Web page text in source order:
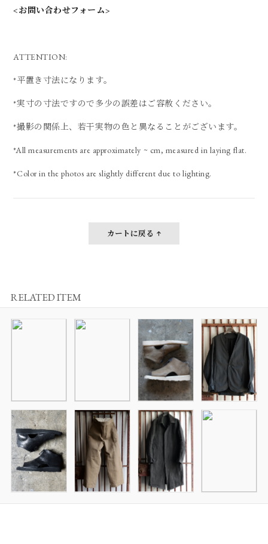
<お問い合わせフォーム>
ATTENTION:
*平置き寸法になります。
*実寸の寸法ですので多少の誤差はご容赦ください。
*撮影の関係上、若干実物の色と異なることがございます。
*All measurements are approximately ~ cm, measured in laying flat.
*Color in the photos are slightly different due to lighting.
カートに戻る
RELATED ITEM